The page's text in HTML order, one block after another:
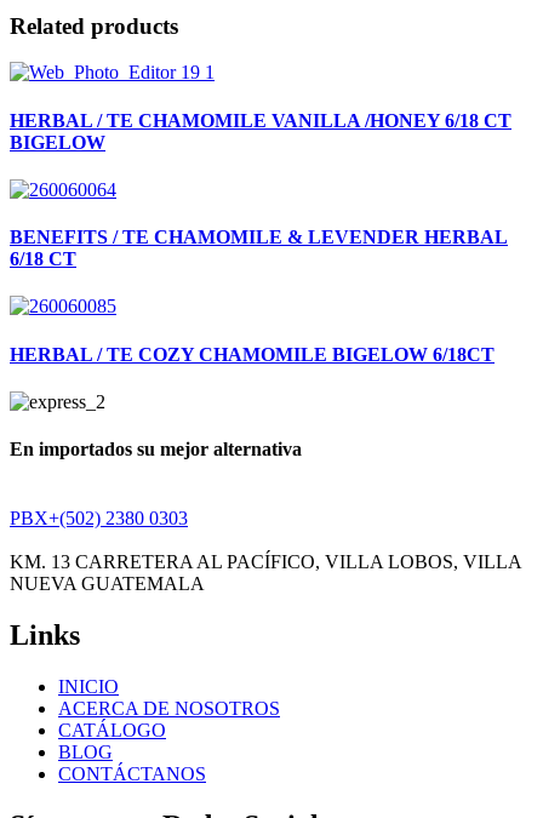
Related products
HERBAL / TE CHAMOMILE VANILLA /HONEY 6/18 CT
BIGELOW
BENEFITS / TE CHAMOMILE & LEVENDER HERBAL
6/18 CT
HERBAL / TE COZY CHAMOMILE BIGELOW 6/18CT
En importados su mejor alternativa
PBX+(502) 2380 0303
KM. 13 CARRETERA AL PACÍFICO, VILLA LOBOS, VILLA
NUEVA GUATEMALA
Links
INICIO
ACERCA DE NOSOTROS
CATÁLOGO
BLOG
CONTÁCTANOS